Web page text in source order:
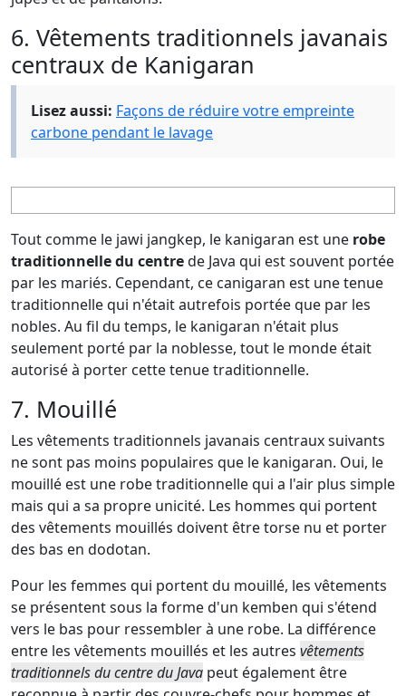
6. Vêtements traditionnels javanais
centraux de Kanigaran
Lisez aussi: Façons de réduire votre empreinte
carbone pendant le lavage
Tout comme le jawi jangkep, le kanigaran est une robe
traditionnelle du centrede Java qui est souvent portée
par les mariés. Cependant, ce canigaran est une tenue
traditionnelle qui n'était autrefois portée que par les
nobles. Au fil du temps, le kanigaran n'était plus
seulement porté par la noblesse, tout le monde était
autorisé à porter cette tenue traditionnelle.
7. Mouillé
Les vêtements traditionnels javanais centraux suivants
ne sont pas moins populaires que le kanigaran. Oui, le
mouillé est une robe traditionnelle qui a l'air plus simple
mais qui a sa propre unicité. Les hommes qui portent
des vêtements mouillés doivent être torse nu et porter
des bas en dodotan.
Pour les femmes qui portent du mouillé, les vêtements
se présentent sous la forme d'un kemben qui s'étend
vers le bas pour ressembler à une robe. La différence
entre les vêtements mouillés et les autres vêtements
traditionnels du centre du Java peut également être